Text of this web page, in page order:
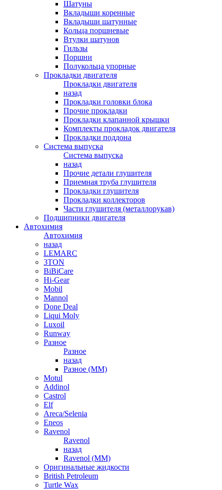
Шатуны
Вкладыши коренные
Вкладыши шатунные
Кольца поршневые
Втулки шатунов
Гильзы
Поршни
Полукольца упорные
Прокладки двигателя
Прокладки двигателя
назад
Прокладки головки блока
Прочие прокладки
Прокладки клапанной крышки
Комплекты прокладок двигателя
Прокладки поддона
Система выпуска
Система выпуска
назад
Прочие детали глушителя
Приемная труба глушителя
Прокладки глушителя
Прокладки коллекторов
Части глушителя (металлорукав)
Подшипники двигателя
Автохимия
Автохимия
назад
LEMARC
3TON
BiBiCare
Hi-Gear
Mobil
Mannol
Done Deal
Liqui Moly
Luxoil
Runway
Разное
Разное
назад
Разное (ММ)
Motul
Addinol
Castrol
Elf
Areca/Selenia
Eneos
Ravenol
Ravenol
назад
Ravenol (ММ)
Оригинальные жидкости
British Petroleum
Turtle Wax